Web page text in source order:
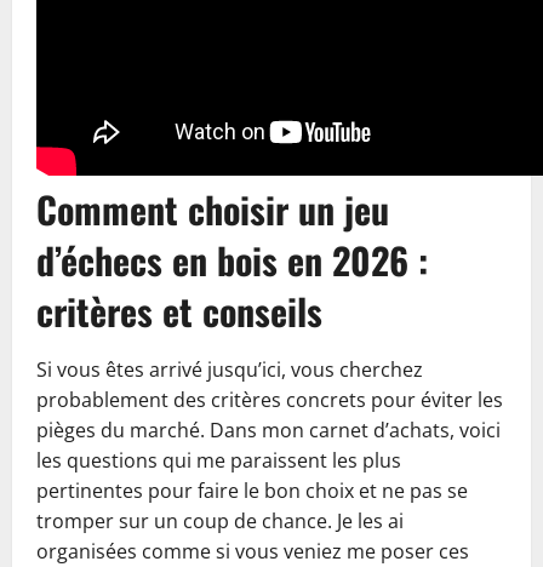
Comment choisir un jeu
d’échecs en bois en 2026 :
critères et conseils
Si vous êtes arrivé jusqu’ici, vous cherchez
probablement des critères concrets pour éviter les
pièges du marché. Dans mon carnet d’achats, voici
les questions qui me paraissent les plus
pertinentes pour faire le bon choix et ne pas se
tromper sur un coup de chance. Je les ai
organisées comme si vous veniez me poser ces